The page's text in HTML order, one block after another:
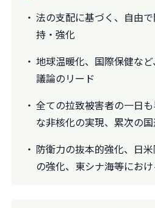
法の支配に基づく、自由
持・強化
地球温暖化、国際保健な
議論のリード
全ての拉致被害者の一日
な非核化の実現、累次の
防衛力の抜本的強化、日
の強化、東シナ海等にお